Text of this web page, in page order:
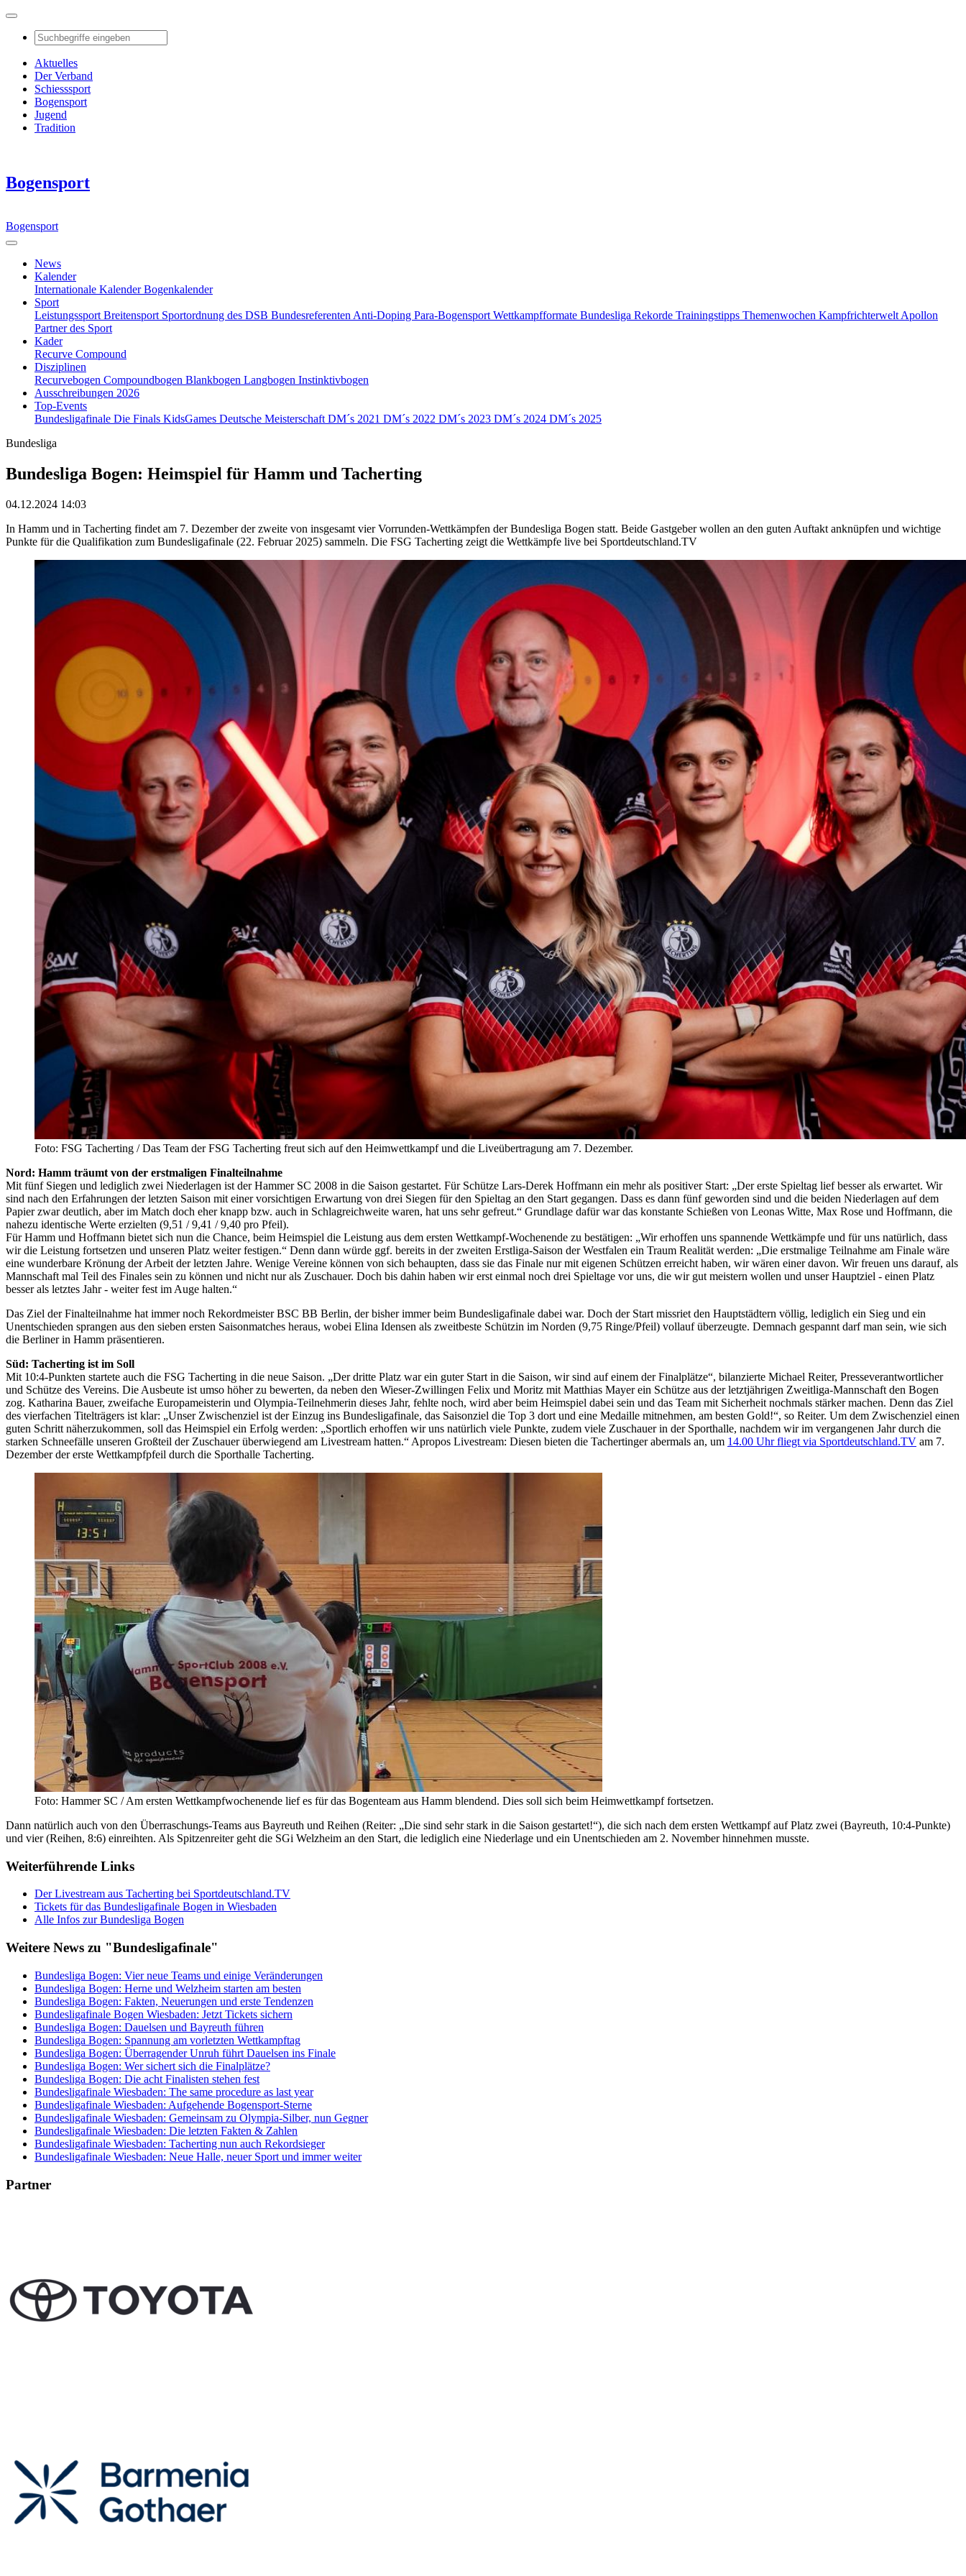
Aktuelles
Der Verband
Schiesssport
Bogensport
Jugend
Tradition
Bogensport
Bogensport
News
Kalender
Internationale KalenderBogenkalender
Sport
Leistungssport Breitensport Sportordnung des DSB Bundesreferenten Anti-Doping Para-Bogensport Wettkampfformate Bundesliga Rekorde Trainingstipps Themenwochen Kampfrichterwelt Apollon
Partner des Sport
Kader
Recurve Compound
Disziplinen
Recurvebogen Compoundbogen Blankbogen Langbogen Instinktivbogen
Ausschreibungen 2026
Top-Events
Bundesligafinale Die Finals KidsGames Deutsche Meisterschaft DM´s 2021 DM´s 2022 DM´s 2023 DM´s 2024 DM´s 2025
Bundesliga
Bundesliga Bogen: Heimspiel für Hamm und Tacherting
04.12.2024 14:03
In Hamm und in Tacherting findet am 7. Dezember der zweite von insgesamt vier Vorrunden-Wettkämpfen der Bundesliga Bogen statt. Beide Gastgeber wollen an den guten Auftakt anknüpfen und wichtige
Punkte für die Qualifikation zum Bundesligafinale (22. Februar 2025) sammeln. Die FSG Tacherting zeigt die Wettkämpfe live bei Sportdeutschland.TV
Foto: FSG Tacherting / Das Team der FSG Tacherting freut sich auf den Heimwettkampf und die Liveübertragung am 7. Dezember.
Nord: Hamm träumt von der erstmaligen Finalteilnahme
Mit fünf Siegen und lediglich zwei Niederlagen ist der Hammer SC 2008 in die Saison gestartet. Für Schütze Lars-Derek Hoffmann ein mehr als positiver Start: „Der erste Spieltag lief besser als erwartet. Wir
sind nach den Erfahrungen der letzten Saison mit einer vorsichtigen Erwartung von drei Siegen für den Spieltag an den Start gegangen. Dass es dann fünf geworden sind und die beiden Niederlagen auf dem
Papier zwar deutlich, aber im Match doch eher knapp bzw. auch in Schlagreichweite waren, hat uns sehr gefreut.“ Grundlage dafür war das konstante Schießen von Leonas Witte, Max Rose und Hoffmann, die
nahezu identische Werte erzielten (9,51 / 9,41 / 9,40 pro Pfeil).
Für Hamm und Hoffmann bietet sich nun die Chance, beim Heimspiel die Leistung aus dem ersten Wettkampf-Wochenende zu bestätigen: „Wir erhoffen uns spannende Wettkämpfe und für uns natürlich, dass
wir die Leistung fortsetzen und unseren Platz weiter festigen.“ Denn dann würde ggf. bereits in der zweiten Erstliga-Saison der Westfalen ein Traum Realität werden: „Die erstmalige Teilnahme am Finale wäre
eine wunderbare Krönung der Arbeit der letzten Jahre. Wenige Vereine können von sich behaupten, dass sie das Finale nur mit eigenen Schützen erreicht haben, wir wären einer davon. Wir freuen uns darauf, als
Mannschaft mal Teil des Finales sein zu können und nicht nur als Zuschauer. Doch bis dahin haben wir erst einmal noch drei Spieltage vor uns, die wir gut meistern wollen und unser Hauptziel - einen Platz
besser als letztes Jahr - weiter fest im Auge halten.“
Das Ziel der Finalteilnahme hat immer noch Rekordmeister BSC BB Berlin, der bisher immer beim Bundesligafinale dabei war. Doch der Start missriet den Hauptstädtern völlig, lediglich ein Sieg und ein
Unentschieden sprangen aus den sieben ersten Saisonmatches heraus, wobei Elina Idensen als zweitbeste Schützin im Norden (9,75 Ringe/Pfeil) vollauf überzeugte. Demnach gespannt darf man sein, wie sich
die Berliner in Hamm präsentieren.
Süd: Tacherting ist im Soll
Mit 10:4-Punkten startete auch die FSG Tacherting in die neue Saison. „Der dritte Platz war ein guter Start in die Saison, wir sind auf einem der Finalplätze“, bilanzierte Michael Reiter, Presseverantwortlicher
und Schütze des Vereins. Die Ausbeute ist umso höher zu bewerten, da neben den Wieser-Zwillingen Felix und Moritz mit Matthias Mayer ein Schütze aus der letztjährigen Zweitliga-Mannschaft den Bogen
zog. Katharina Bauer, zweifache Europameisterin und Olympia-Teilnehmerin dieses Jahr, fehlte noch, wird aber beim Heimspiel dabei sein und das Team mit Sicherheit nochmals stärker machen. Denn das Ziel
des vierfachen Titelträgers ist klar: „Unser Zwischenziel ist der Einzug ins Bundesligafinale, das Saisonziel die Top 3 dort und eine Medaille mitnehmen, am besten Gold!“, so Reiter. Um dem Zwischenziel einen
guten Schritt näherzukommen, soll das Heimspiel ein Erfolg werden: „Sportlich erhoffen wir uns natürlich viele Punkte, zudem viele Zuschauer in der Sporthalle, nachdem wir im vergangenen Jahr durch die
starken Schneefälle unseren Großteil der Zuschauer überwiegend am Livestream hatten.“ Apropos Livestream: Diesen bieten die Tachertinger abermals an, um 14.00 Uhr fliegt via Sportdeutschland.TV am 7.
Dezember der erste Wettkampfpfeil durch die Sporthalle Tacherting.
Foto: Hammer SC / Am ersten Wettkampfwochenende lief es für das Bogenteam aus Hamm blendend. Dies soll sich beim Heimwettkampf fortsetzen.
Dann natürlich auch von den Überraschungs-Teams aus Bayreuth und Reihen (Reiter: „Die sind sehr stark in die Saison gestartet!“), die sich nach dem ersten Wettkampf auf Platz zwei (Bayreuth, 10:4-Punkte)
und vier (Reihen, 8:6) einreihten. Als Spitzenreiter geht die SGi Welzheim an den Start, die lediglich eine Niederlage und ein Unentschieden am 2. November hinnehmen musste.
Weiterführende Links
Der Livestream aus Tacherting bei Sportdeutschland.TV
Tickets für das Bundesligafinale Bogen in Wiesbaden
Alle Infos zur Bundesliga Bogen
Weitere News zu "Bundesligafinale"
Bundesliga Bogen: Vier neue Teams und einige Veränderungen
Bundesliga Bogen: Herne und Welzheim starten am besten
Bundesliga Bogen: Fakten, Neuerungen und erste Tendenzen
Bundesligafinale Bogen Wiesbaden: Jetzt Tickets sichern
Bundesliga Bogen: Dauelsen und Bayreuth führen
Bundesliga Bogen: Spannung am vorletzten Wettkampftag
Bundesliga Bogen: Überragender Unruh führt Dauelsen ins Finale
Bundesliga Bogen: Wer sichert sich die Finalplätze?
Bundesliga Bogen: Die acht Finalisten stehen fest
Bundesligafinale Wiesbaden: The same procedure as last year
Bundesligafinale Wiesbaden: Aufgehende Bogensport-Sterne
Bundesligafinale Wiesbaden: Gemeinsam zu Olympia-Silber, nun Gegner
Bundesligafinale Wiesbaden: Die letzten Fakten & Zahlen
Bundesligafinale Wiesbaden: Tacherting nun auch Rekordsieger
Bundesligafinale Wiesbaden: Neue Halle, neuer Sport und immer weiter
Partner